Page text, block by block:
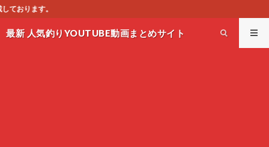
最新 人気釣りYOUTUBE動画まとめサイト